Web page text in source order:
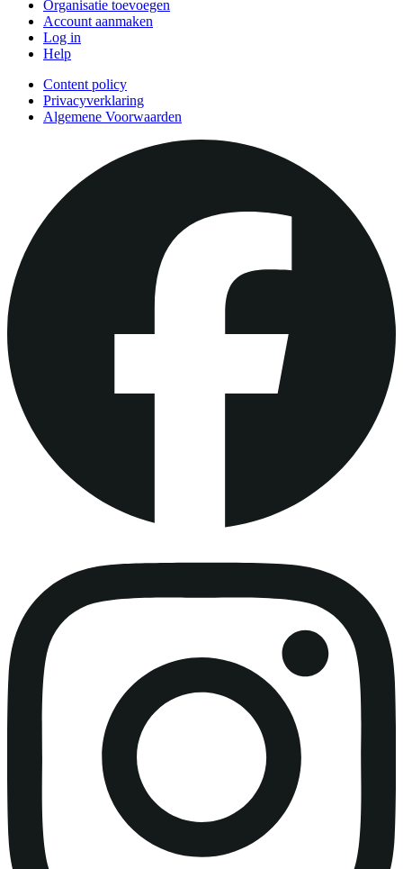
Organisatie toevoegen
Account aanmaken
Log in
Help
Content policy
Privacyverklaring
Algemene Voorwaarden